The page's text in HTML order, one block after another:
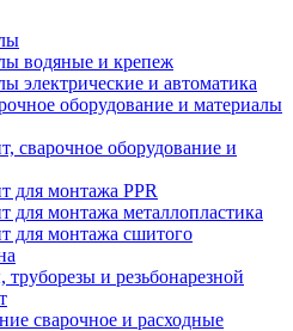
водяные и крепеж
электрические и автоматика
оборудование и материалы
сварочное оборудование и
для монтажа PPR
для монтажа металлопластика
для монтажа сшитого
труборезы и резьбонарезной
сварочное и расходные